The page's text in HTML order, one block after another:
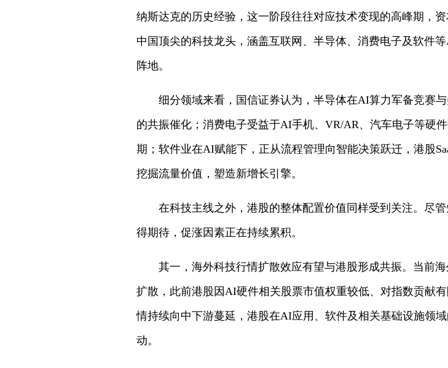
纳斯达克的历史经验，这一阶段往往对应技术变现的高峰期，
中国顶尖的科技龙头，涵盖互联网、半导体、消费电子及软件
阵地。
细分领域来看，国信证券认为，半导体在AI算力军备竞赛
的共振催化；消费电子受益于AI手机、VR/AR、汽车电子等硬
期；软件业在AI赋能下，正从流程管理向智能决策跃迁，港股
挖掘流量价值，塑造新增长引擎。
在科技主线之外，港股的整体配置价值同样受到关注。尽
得期待，促涨因素正在持续累积。
其一，海外科技行情扩散效应有望与港股形成共振。当前
扩散，此前港股因AI硬件相关股票市值权重较低、对指数贡献
情持续向中下游蔓延，港股在AI应用、软件及相关基础设施领
动。